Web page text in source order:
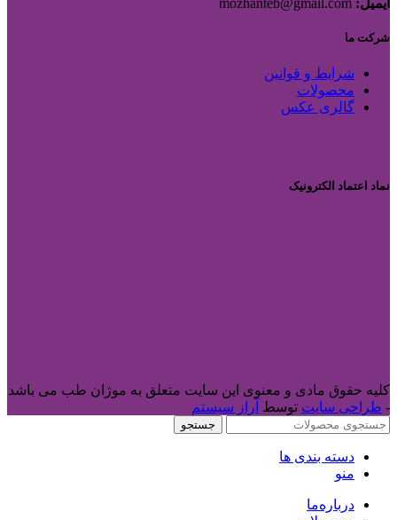
شرکت ما
شرایط و قوانین
محصولات
گالری عکس
نماد اعتماد الکترونیک
کلیه حقوق مادی و معنوی این سایت متعلق به موژان طب می باشد
- طراحی سایت توسط آراز سیستم
جستجو
دسته بندی ها
منو
درباره‌ما